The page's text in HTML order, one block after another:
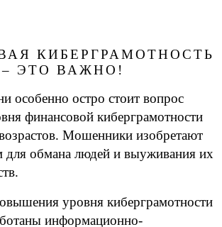
КИБЕРГРАМОТНОСТЬ
– ЭТО ВАЖНО!
особенно остро стоит вопрос
финансовой киберграмотности
Мошенники изобретают
для обмана людей и выуживания их
уровня киберграмотности
информационно-